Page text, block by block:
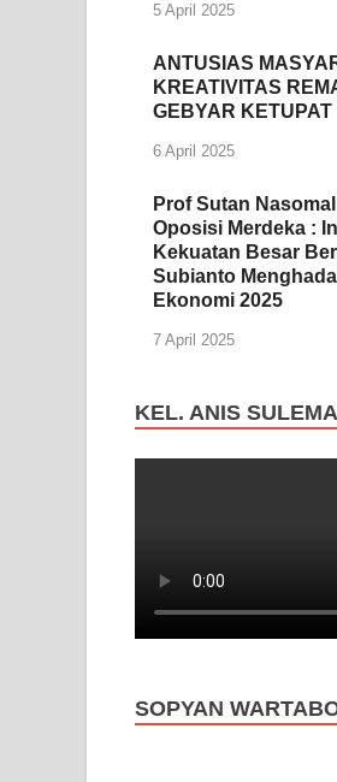
5 April 2025
ANTUSIAS
KREATIVITAS
GEBYAR
6 April 2025
Prof Sutan
Oposisi Merdeka :
Kekuatan Besar
Subianto
Ekonomi 2025
7 April 2025
KEL. ANIS
SOPYAN